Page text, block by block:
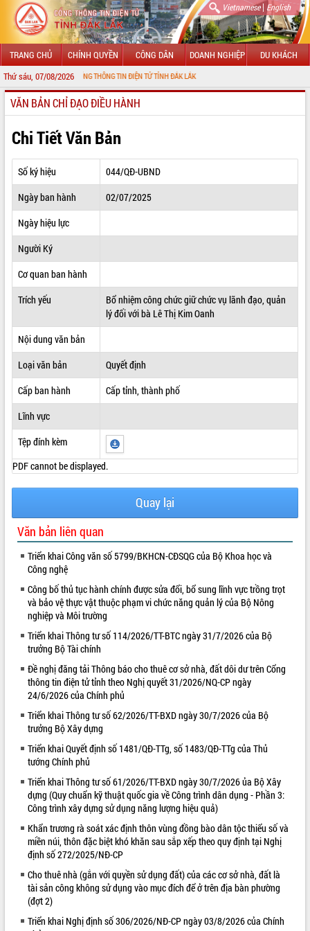
Vietnamese| English
TRANG CHỦ CHÍNH QUYỀN CÔNG DÂN DOANH NGHIỆP DU KHÁCH
Thứ sáu, 07/08/2026
ĐẾN VỚI CỔNG THÔNG TIN ĐIỆN TỬ TỈNH ĐẮK LẮK
GIỚI THIỆU
LÃNH ĐẠO UBND TỈNH
TIN TỨC SỰ KIỆN
SỞ, BAN, NGÀNH
THÔNG TIN CHỈ ĐẠO ĐIỀU HÀNH
HỆ THỐNG VĂN BẢN
VĂN BẢN HĐND TỈNH
ĐIỂM TIN VĂN BẢN
VIDEO
Lễ truy tặng danh hiệu “Bà Mẹ Việt
Nam Anh hùng” và trao Huân chương
Lao động
UBND tỉnh Đắk Lắk triển khai nhiệm
vụ 6 tháng cuối năm 2026
Kỳ họp thứ Hai, Hội đồng nhân dân
tỉnh khóa XI quyết nghị nhiều nội dung
quan trọng
Bí thư Tỉnh ủy Lương Nguyễn Minh
cách mạng
ALBUM ẢNH
VĂN BẢN CHỈ ĐẠO ĐIỀU HÀNH
Chi Tiết Văn Bản
Số ký hiệu
044/QĐ-UBND
Ngày ban hành
02/07/2025
Ngày hiệu lực
Người Ký
Cơ quan ban hành
Trích yếu
Bổ nhiệm công chức giữ chức vụ lãnh đạo, quản
lý đối với bà Lê Thị Kim Oanh
Nội dung văn bản
Loại văn bản
Quyết định
Cấp ban hành
Cấp tỉnh, thành phố
Lĩnh vực
Tệp đính kèm
PDF cannot be displayed.
Quay lại
Văn bản liên quan
Triển khai Công văn số 5799/BKHCN-CĐSQG của Bộ Khoa học và
Công nghệ
Công bố thủ tục hành chính được sửa đổi, bổ sung lĩnh vực trồng trọt
và bảo vệ thực vật thuộc phạm vi chức năng quản lý của Bộ Nông
nghiệp và Môi trường
Triển khai Thông tư số 114/2026/TT-BTC ngày 31/7/2026 của Bộ
trưởng Bộ Tài chính
Đề nghị đăng tải Thông báo cho thuê cơ sở nhà, đất dôi dư trên Cổng
thông tin điện tử tỉnh theo Nghị quyết 31/2026/NQ-CP ngày
24/6/2026 của Chính phủ
Triển khai Thông tư số 62/2026/TT-BXD ngày 30/7/2026 của Bộ
trưởng Bộ Xây dựng
Triển khai Quyết định số 1481/QĐ-TTg, số 1483/QĐ-TTg của Thủ
tướng Chính phủ
Triển khai Thông tư số 61/2026/TT-BXD ngày 30/7/2026 ủa Bộ Xây
dựng (Quy chuẩn kỹ thuật quốc gia về Công trình dân dụng - Phần 3:
Công trình xây dựng sử dụng năng lượng hiệu quả)
Khẩn trương rà soát xác định thôn vùng đồng bào dân tộc thiểu số và
miền núi, thôn đặc biệt khó khăn sau sắp xếp theo quy định tại Nghị
định số 272/2025/NĐ-CP
Cho thuê nhà (gắn với quyền sử dụng đất) của các cơ sở nhà, đất là
tài sản công không sử dụng vào mục đích để ở trên địa bàn phường
(đợt 2)
Triển khai Nghị định số 306/2026/NĐ-CP ngày 03/8/2026 của Chính